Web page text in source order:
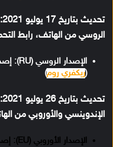
تحديث بتاريخ 17 يوليو 2021:
الروسي من الهاتف، رابط
(ريكفري روم)
تحديث بتاريخ 26 يوليو 2021:
الإندوينسي والأوروبي من